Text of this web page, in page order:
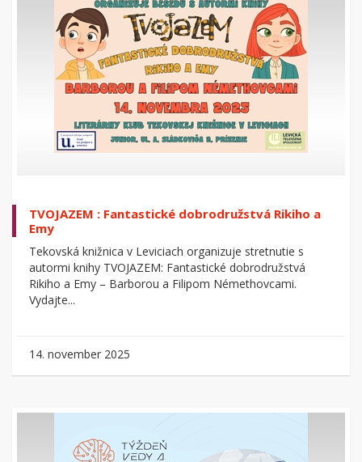
TVOJAZEM : Fantastické dobrodružstvá Rikiho a
Emy
Tekovská knižnica v Leviciach organizuje stretnutie s
autormi knihy TVOJAZEM: Fantastické dobrodružstvá
Rikiho a Emy – Barborou a Filipom Némethovcami.
Vydajte...
14. november 2025